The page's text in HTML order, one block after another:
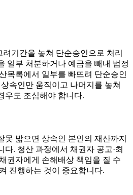
기간을 놓쳐 단순승인으로 처리
일부 처분하거나 예금을 빼내 법정
목록에서 일부를 빠뜨려 단순승인
속인만 움직이고 나머지를 놓쳐
우도 조심해야 합니다.
못 밟으면 상속인 본인의 재산까지
. 청산 과정에서 채권자 공고·최
권자에게 손해배상 책임을 질 수
진행하는 것이 중요합니다.